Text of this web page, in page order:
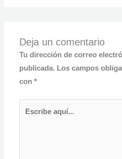
Deja un comentario
Tu dirección de correo
publicada. Los campos
con*